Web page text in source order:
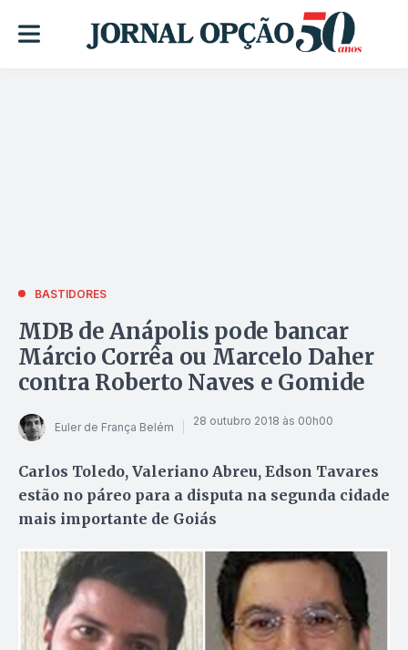
BASTIDORES
MDB de Anápolis pode bancar
Márcio Corrêa ou Marcelo Daher
contra Roberto Naves e Gomide
Euler de França Belém 28 outubro 2018 às 00h00
Carlos Toledo, Valeriano Abreu, Edson Tavares
estão no páreo para a disputa na segunda cidade
mais importante de Goiás